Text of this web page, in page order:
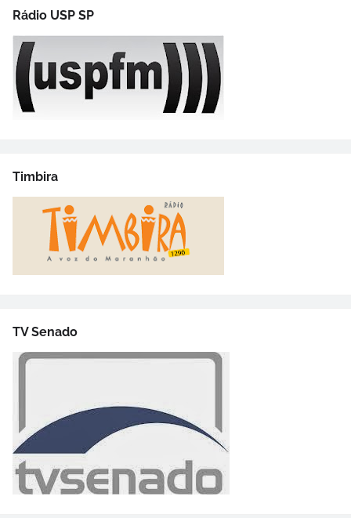
Rádio USP SP
Timbira
TV Senado